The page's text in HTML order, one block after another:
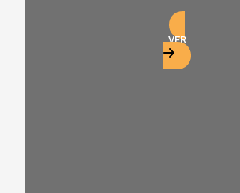
VER